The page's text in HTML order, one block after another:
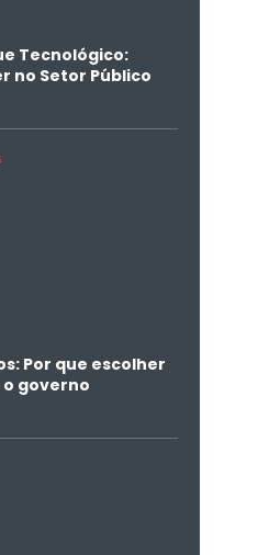
Tecnológico:
no Setor Público
Por que escolher
governo